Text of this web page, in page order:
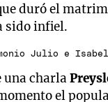
duró el
sido infiel.
Julio e
charla
el